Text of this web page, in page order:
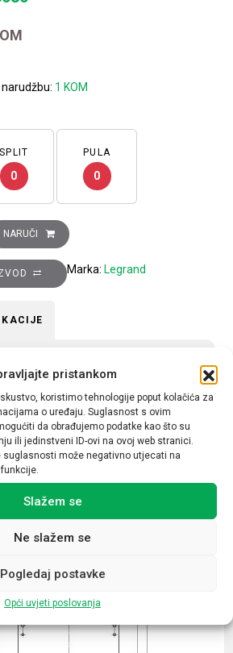
pristankom
koristimo tehnologije poput kolačića za
o uređaju. Suglasnost s ovim
da obrađujemo podatke kao što su
ili jedinstveni ID-ovi na ovoj web stranici.
suglasnosti može negativno utjecati na
Slažem se
Ne slažem se
Pogledaj postavke
Opći uvjeti poslovanja
1 KOM
SPLIT
0
PULA
0
ormar, 42U, 800x800 mm količina
NARUČI
Marka: Legrand